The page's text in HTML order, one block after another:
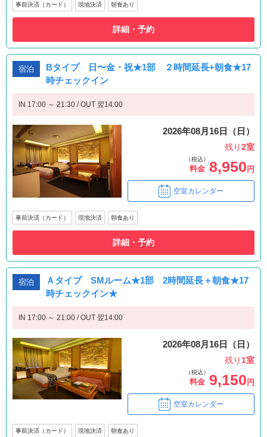
事前決済（カード） 現地決済 朝食あり
詳細・予約
宿泊
Bタイプ 日〜金・祝★1部 ２時間延長+朝食★17
時チェックイン
IN 17:00 ～ 21:30 / OUT 翌14:00
2026年08月16日（日）
残り2室
（税込）
料金 8,950 円
空室カレンダー
事前決済（カード） 現地決済 朝食あり
詳細・予約
宿泊
Ａタイプ SMルーム★1部 2時間延長＋朝食★17
時チェックイン★
IN 17:00 ～ 21:00 / OUT 翌14:00
2026年08月16日（日）
残り 1室
（税込）
料金 9,150 円
空室カレンダー
事前決済（カード） 現地決済 朝食あり